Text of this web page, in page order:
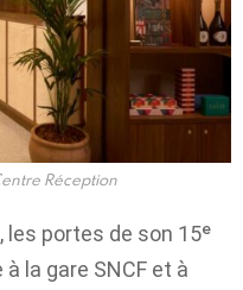
Réception
les portes de son 15ᵉ
la gare SNCF et à